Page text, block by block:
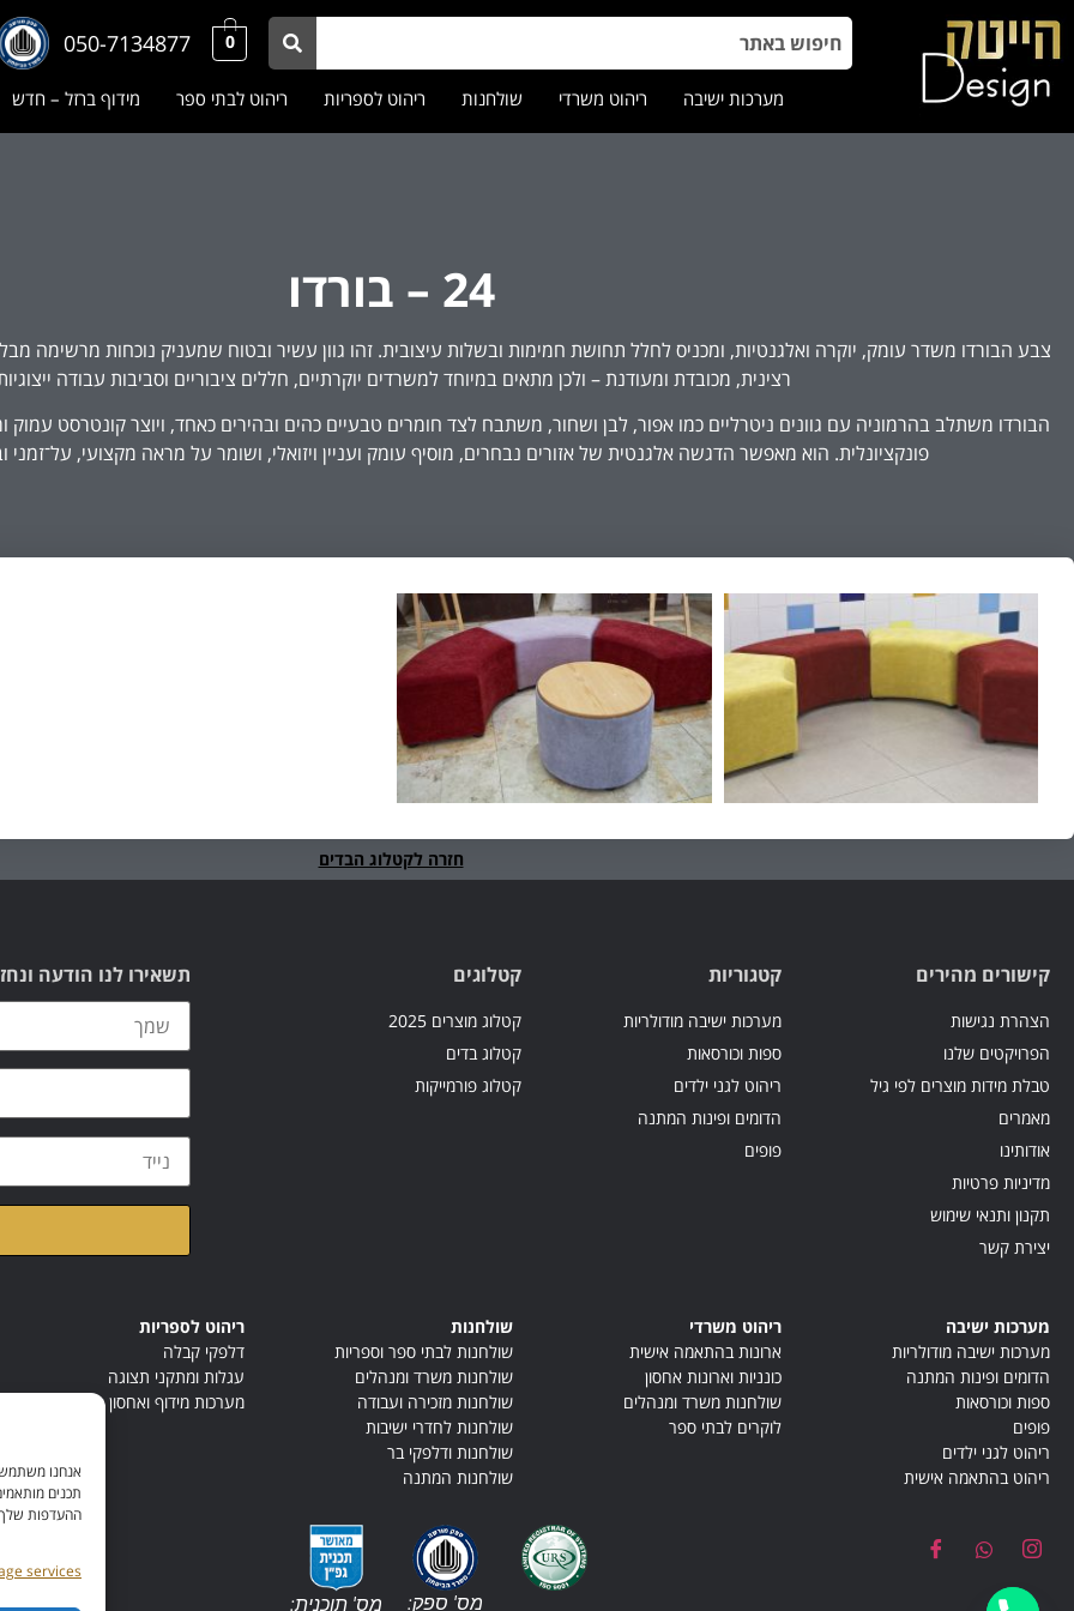
אנחנו
תכנים
ההעדפות שלך.
services
0
050-7134877
מערכות ישיבה ריהוט משרדי שולחנות ריהוט לספריות ריהוט לבתי ספר מידוף ברזל – חדש
24 – בורדו
צבע הבורדו משדר עומק, יוקרה ואלגנטיות, ומכניס לחלל תחושת חמימות ובשלות עיצובית. זהו גוון עשיר ובטוח שמעניק נוכחות מרשימה מבלי
רצינית, מכובדת ומעודנת – ולכן מתאים במיוחד למשרדים יוקרתיים, חללים ציבוריים וסביבות עבודה
הבורדו משתלב בהרמוניה עם גוונים ניטרליים כמו אפור, לבן ושחור, משתבח לצד חומרים טבעיים כהים ובהירים כאחד, ויוצר קונטרסט עמוק
פונקציונלית. הוא מאפשר הדגשה אלגנטית של אזורים נבחרים, מוסיף עומק ועניין ויזואלי, ושומר על מראה מקצועי, על־זמני
חזרה לקטלוג הבדים
קישורים מהירים
הצהרת נגישות
הפרויקטים שלנו
טבלת מידות מוצרים לפי גיל
מאמרים
אודותינו
מדיניות פרטיות
תקנון ותנאי שימוש
יצירת קשר
קטגוריות
מערכות ישיבה מודולריות
ספות וכורסאות
ריהוט לגני ילדים
הדומים ופינות המתנה
פופים
קטלוגים
קטלוג מוצרים 2025
קטלוג בדים
קטלוג פורמייקות
תשאירו לנו הודעה
מערכות ישיבה
מערכות ישיבה מודולריות
הדומים ופינות המתנה
ספות וכורסאות
פופים
ריהוט לגני ילדים
ריהוט בהתאמה אישית
ריהוט משרדי
ארונות בהתאמה אישית
כונניות וארונות אחסון
שולחנות משרד ומנהלים
לוקרים לבתי ספר
שולחנות
שולחנות לבתי ספר וספריות
שולחנות משרד ומנהלים
שולחנות מזכירה ועבודה
שולחנות לחדרי ישיבות
שולחנות ודלפקי בר
שולחנות המתנה
ריהוט לספריות
דלפקי קבלה
עגלות ומתקני תצוגה
מערכות מידוף ואחסון
מס' ספק: מס' תוכנית: